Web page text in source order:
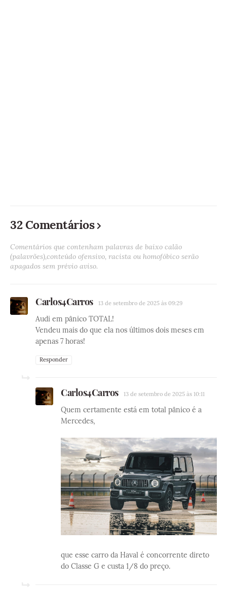
32 Comentários
Comentários que contenham palavras de baixo calão
(palavrões),conteúdo ofensivo, racista ou homofóbico serão
apagados sem prévio aviso.
Carlos4Carros 13 de setembro de 2025 às 09:29
Audi em pânico TOTAL!
Vendeu mais do que ela nos últimos dois meses em
apenas 7 horas!
Responder
Carlos4Carros 13 de setembro de 2025 às 10:11
Quem certamente está em total pânico é a
Mercedes,
que esse carro da Haval é concorrente direto
do Classe G e custa 1/8 do preço.